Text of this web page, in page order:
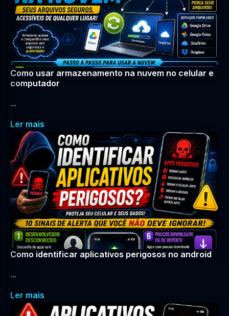
Como usar armazenamento na nuvem no celular e
computador
...
Ler mais
Como identificar aplicativos perigosos no android
...
Ler mais